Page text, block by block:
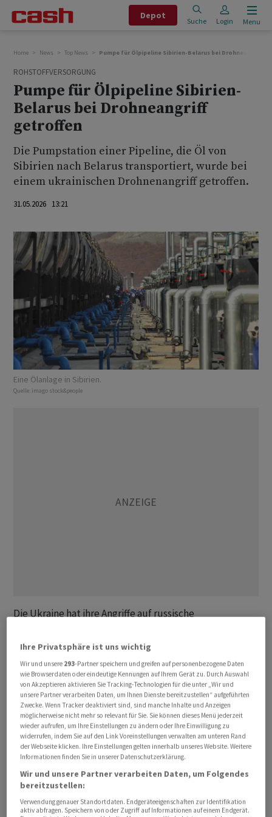
Depot
Suche Login Menu
Home News Top News Pumpe für Ölpipeline Sibirien-Belarus bei Drohneangriff
ROHSTOFFVERSORGUNG
Pumpe für Ölpipeline Sibirien-
Belarus bei Drohneangriff
getroffen
Die Pumpstation einer Pipeline, die Öl von
Sibirien nach Belarus transportiert, wurde bei
einem ukrainischen Drohnenangriff getroffen.
31.05.2026 13:21
Eine Ölanlage in Sibirien.
Quelle: imago stock&people
Die Ukraine hat ihre Angriffe auf russische
Angaben auch eine Pumpstation für eine Ölpipeline von
Sibirien nach Belarus getroffen. Es ⁠handele sich um die
Pumpstation Lasarewo in der Region Kirow, teilte der
ukrainische Generalstab am Sonntag auf Telegram mit.
In der ‌Nacht sei auch eine Ölraffinerie in der Region
Saratow attackiert worden. Dies ‌habe einen Grossbrand
ausgelöst. Auf der von Russland ​kontrollierten
Halbinsel Krim kündigte der von Moskau eingesetzte
Einschränkungen für den Benzinverkauf an. Einen Grund
nannte er nicht. Die Ukraine greift jedoch seit Monaten
russische Treibstoffanlagen in der Nähe der Krim an.
Ihre Privatsphäre ist uns wichtig
Wir und unsere 293-Partner speichern und greifen auf personenbezogene Daten
wie Browserdaten oder eindeutige Kennungen auf Ihrem Gerät zu. Durch Auswahl
von Akzeptieren aktivieren Sie Tracking-Technologien für die unter „Wir und
unsere Partner verarbeiten Daten, um Ihnen Dienste bereitzustellen“ aufgeführten
Zwecke. Wenn Tracker deaktiviert sind, sind manche Inhalte und Anzeigen
möglicherweise nicht mehr so relevant für Sie. Sie können dieses Menü jederzeit
wieder aufrufen, um Ihre Einstellungen zu ändern oder Ihre Einwilligung zu
widerrufen, indem Sie auf den Link Voreinstellungen verwalten am unteren Rand
der Webseite klicken. Ihre Einstellungen gelten innerhalb unseres Website. Weitere
Informationen finden Sie in unserer Datenschutzerklärung.
Wir und unsere Partner verarbeiten Daten, um Folgendes
bereitzustellen:
Verwendung genauer Standortdaten. Endgeräteeigenschaften zur Identifikation
aktiv abfragen. Speichern von oder Zugriff auf Informationen auf einem Endgerät.